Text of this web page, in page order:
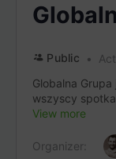
Public
Globalna
wszyscy
View more
Organizer: